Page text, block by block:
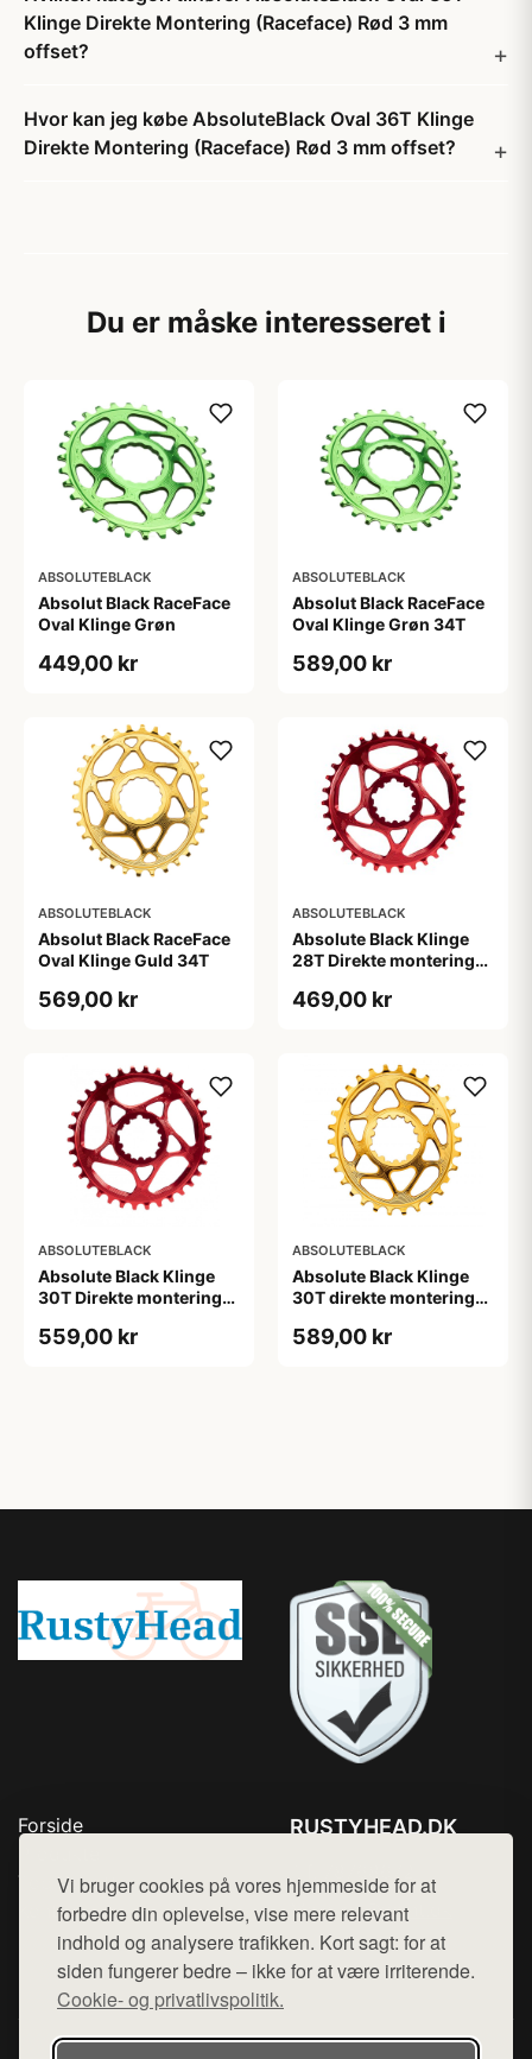
Vi bruger cookies på vores hjemmeside for at
forbedre din oplevelse, vise mere relevant
indhold og analysere trafikken. Kort sagt: for at
siden fungerer bedre – ikke for at være irriterende.
Cookie- og privatlivspolitik.
Klinge Direkte Montering (Raceface) Rød 3 mm
offset?
Hvor kan jeg købe AbsoluteBlack Oval 36T Klinge
Direkte Montering (Raceface) Rød 3 mm offset?
Du er måske interesseret i
ABSOLUTEBLACK
Absolut Black RaceFace
Oval Klinge Grøn
449,00 kr
ABSOLUTEBLACK
Absolut Black RaceFace
Oval Klinge Grøn 34T
589,00 kr
ABSOLUTEBLACK
Absolut Black RaceFace
Oval Klinge Guld 34T
569,00 kr
ABSOLUTEBLACK
Absolute Black Klinge
28T Direkte montering
469,00 kr
ABSOLUTEBLACK
Absolute Black Klinge
30T Direkte montering
Rød
559,00 kr
ABSOLUTEBLACK
Absolute Black Klinge
30T direkte montering
589,00 kr
Forside
Top Rabatter
Kontakt
RUSTYHEAD.DK
Mail: hej@want.dk
Cookie- og privatlivspolitik